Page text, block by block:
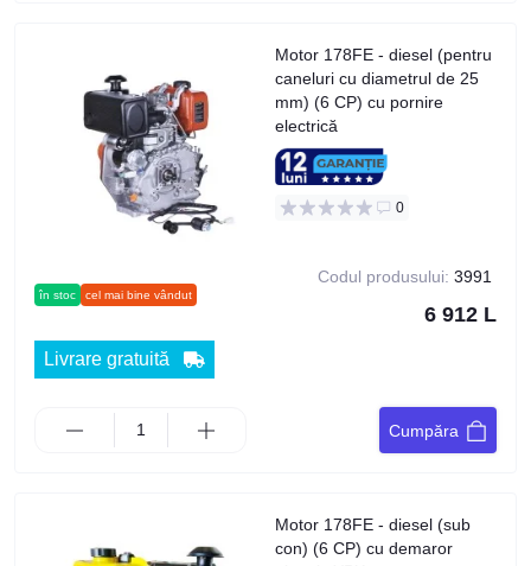
în stoc cel mai bine vândut
Motor 178FE - diesel (pentru
caneluri cu diametrul de 25
mm) (6 CP) cu pornire
electrică
0
Codul produsului: 3991
6 912 L
Livrare gratuită
Cumpăra
Motor 178FE - diesel (sub
con) (6 CP) cu demaror